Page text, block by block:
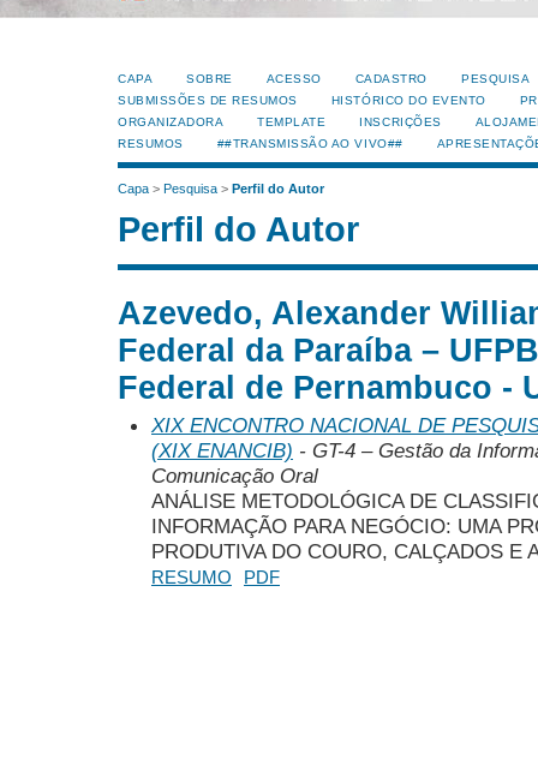
CAPA SOBRE ACESSO CADASTRO
PESQUISA
SUBMISSÕES DE RESUMOS
HISTÓRICO DO EVENTO
ORGANIZADORA
TEMPLATE INSCRIÇÕES
RESUMOS
##TRANSMISSÃO AO VIVO##
Capa > Pesquisa > Perfil do Autor
Perfil do Autor
Azevedo, Alexander
Federal da Paraíba –
Federal de Pernambuco -
XIX ENCONTRO NACIONAL DE
(XIX ENANCIB) - GT-4 – Gestão da
Comunicação Oral
ANÁLISE METODOLÓGICA DE
INFORMAÇÃO PARA NEGÓCIO: UMA
PRODUTIVA DO COURO, CALÇADOS E
RESUMO PDF